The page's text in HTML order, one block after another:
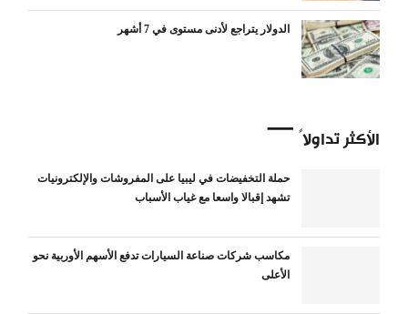
الدولار يتراجع لأدنى مستوى في 7 أشهر
الأكثر تداولاً
حملة التخفيضات في ليبيا على المفروشات والإلكترونيات
تشهد إقبالا واسعا مع غياب الأسباب
مكاسب شركات صناعة السيارات تدفع الأسهم الأوربية نحو
الأعلى